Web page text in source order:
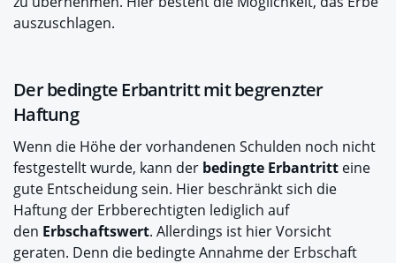
auszuschlagen.
Der bedingte Erbantritt mit begrenzter
Haftung
Wenn die Höhe der vorhandenen Schulden noch nicht
festgestellt wurde, kann der bedingte Erbantritt eine
gute Entscheidung sein. Hier beschränkt sich die
Haftung der Erbberechtigten lediglich auf
den Erbschaftswert. Allerdings ist hier Vorsicht
geraten. Denn die bedingte Annahme der Erbschaft